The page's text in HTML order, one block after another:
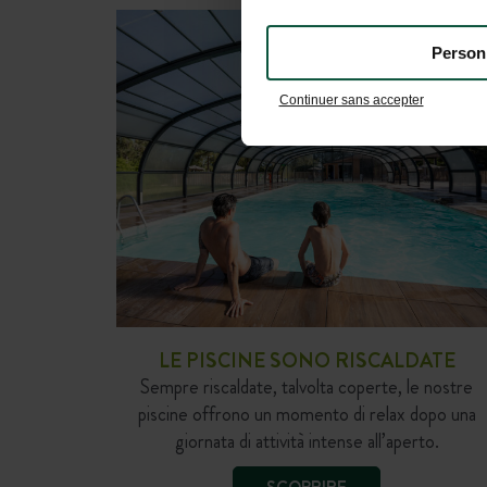
Continuer sans accepter
LE PISCINE SONO RISCALDATE
Sempre riscaldate, talvolta coperte, le nostre
piscine offrono un momento di relax dopo una
giornata di attività intense all’aperto.